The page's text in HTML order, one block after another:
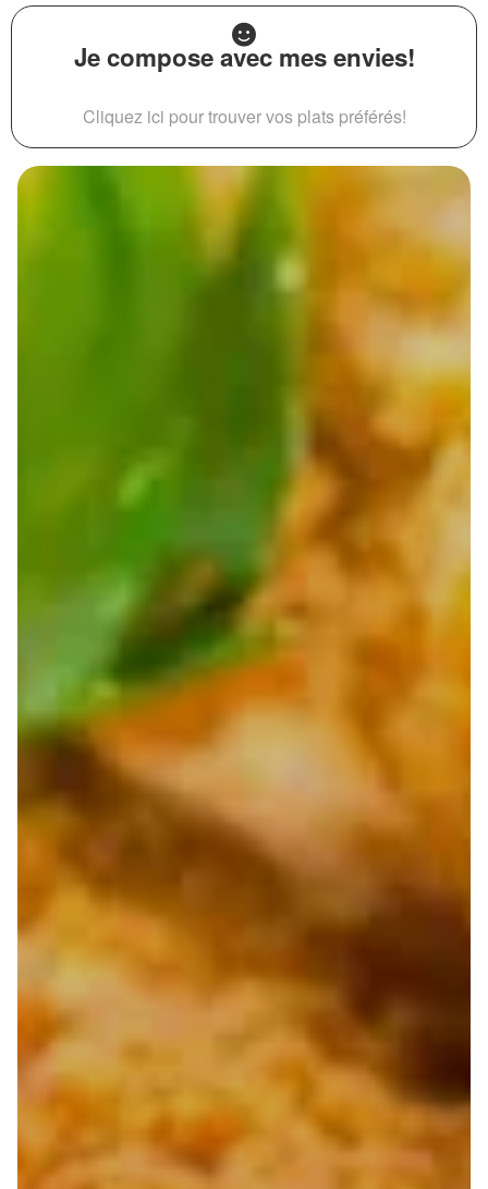
Je compose avec mes envies!
Cliquez ici pour trouver vos plats préférés!